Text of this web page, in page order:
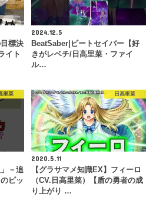
標決
イト
2024.12.5
BeatSaber|ビートセイバー​​【好
きがレベチ/日高里菜・ファイ
ル…
里菜
－追
ピッ
日高里菜
2020.5.11
【グラサマメ知識EX】フィーロ
（CV.日高里菜）【盾の勇者の成
り上がり …